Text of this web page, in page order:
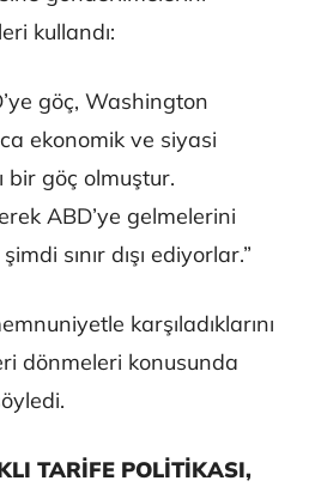
kullandı:
göç, Washington
ekonomik ve siyasi
bir göç olmuştur.
ABD’ye gelmelerini
sınır dışı ediyorlar.”
karşıladıklarını
dönmeleri konusunda
TARİFE POLİTİKASI,